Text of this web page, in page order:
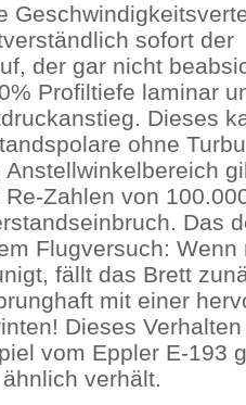
sofort der
der gar nicht
Profiltiefe laminar
Dieses
ohne
Zahlen von
Das
Flugversuch: Wenn
fällt das Brett
mit einer
Dieses
vom Eppler E-193
verhält.